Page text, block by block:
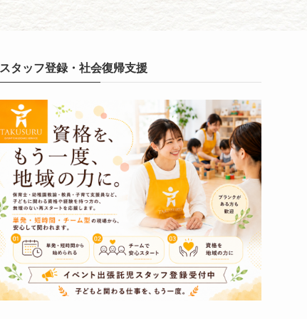
スタッフ登録・社会復帰支援